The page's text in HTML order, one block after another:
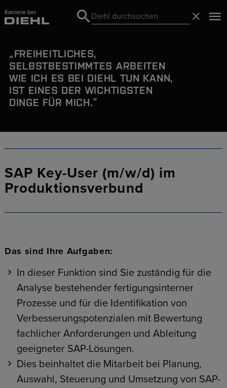
Karriere bei
Search
Search
FREIHEITLICHES,
SELBSTBESTIMMTES ARBEITEN
WIE ICH ES BEI DIEHL TUN KANN,
IST EINES DER WICHTIGSTEN
DINGE FÜR MICH.
SAP Key-User (m/w/d) im
Produktionsverbund
Das sind Ihre Aufgaben:
In dieser Funktion sind Sie zuständig für die
Analyse bestehender fertigungsinterner
Prozesse und für die Identifikation von
Verbesserungspotenzialen mit Bewertung
fachlicher Anforderungen und Ableitung
geeigneter SAP-Lösungen.
Dies beinhaltet die Mitarbeit bei Planung,
Auswahl, Steuerung und Umsetzung von SAP-